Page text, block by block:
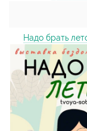
Надо брать